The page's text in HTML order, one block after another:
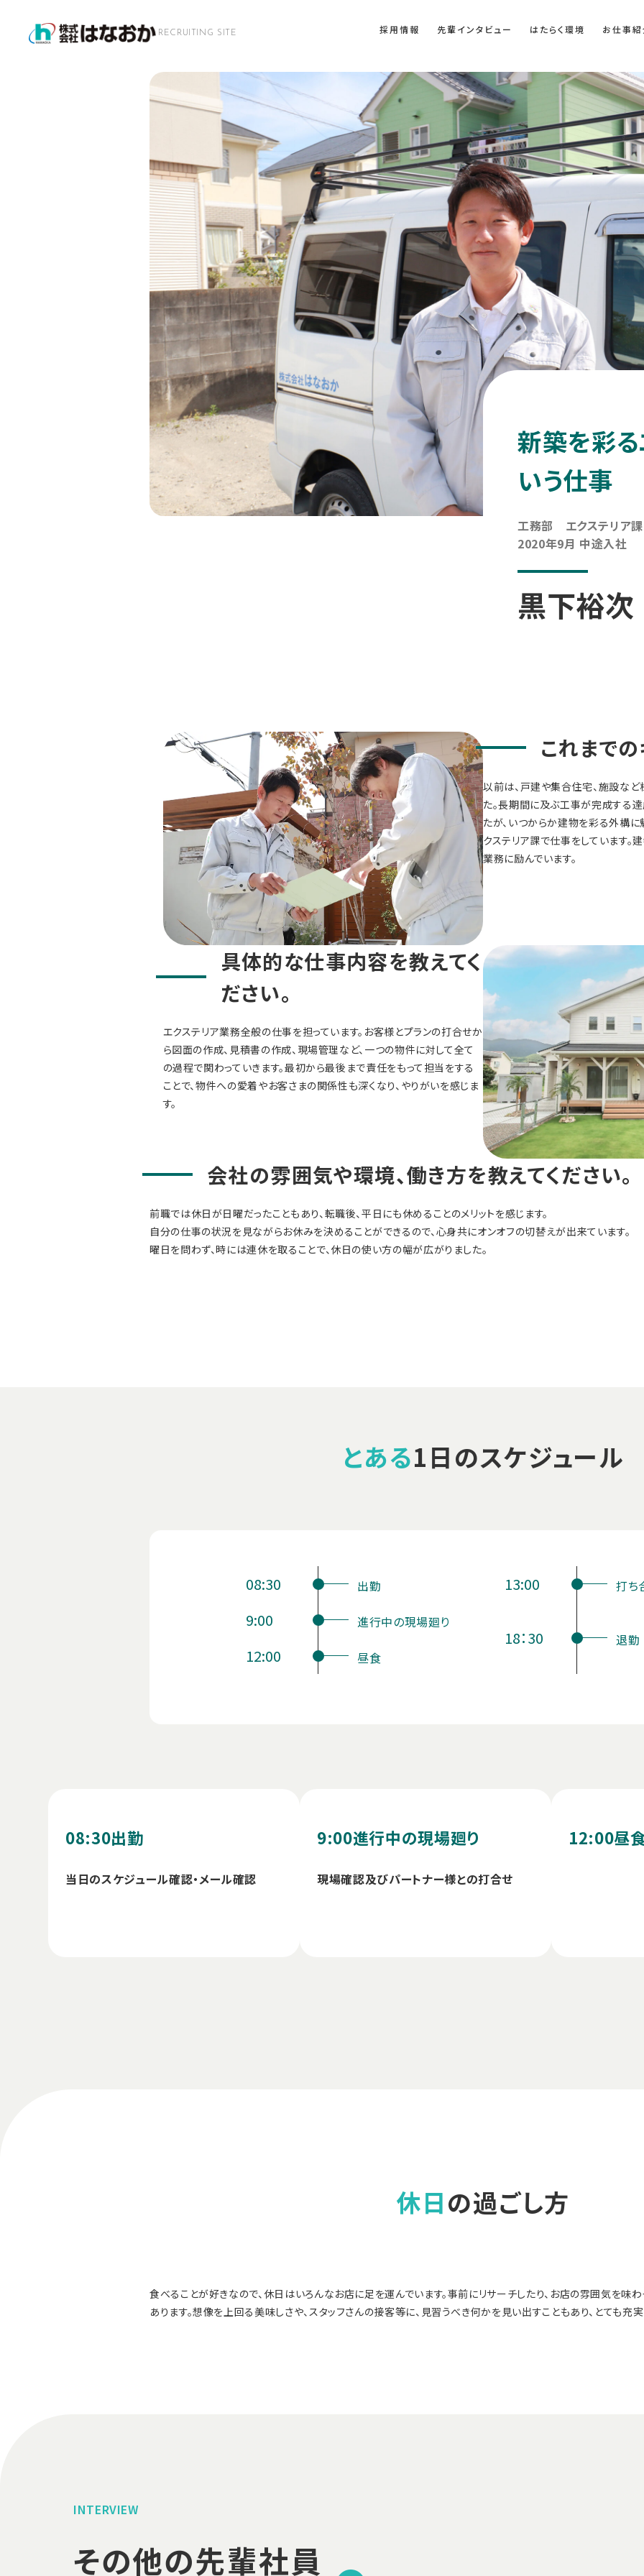
RECRUITING SITE 採用情報 先輩インタビュー はたらく環境 お仕事
新築を彩る
いう仕事
工務部 エクステリア課
2020年9月 中途入社
黒下裕次
これまで
以前は、戸建や集合住宅、施設な
た。長期間に及ぶ工事が完成する
たが、いつからか建物を彩る外構
クステリア課で仕事をしています。
業務に励んでいます。
具体的な仕事内容を教えてく
ださい。
エクステリア業務全般の仕事を担っています。お客様とプランの打合せか
ら図面の作成、見積書の作成、現場管理など、一つの物件に対して全て
の過程で関わっていきます。最初から最後まで責任をもって担当をする
ことで、物件への愛着やお客さまの関係性も深くなり、やりがいを感じま
す。
会社の雰囲気や環境、働き方を教えてください。
前職では休日が日曜だったこともあり、転職後、平日にも休めることのメリットを感じます。
自分の仕事の状況を見ながらお休みを決めることができるので、心身共にオンオフの切替えが出来ています。
曜日を問わず、時には連休を取ることで、休日の使い方の幅が広がりました。
とある1日のスケジュール
08:30 出勤
9:00 進行中の現場廻り
12:00 昼食
13:00 打ち
18：30 退勤
08:30出勤
当日のスケジュール確認・メール確認
9:00進行中の現場廻り
現場確認及びパートナー様との打合せ
12:00昼
休日の過ごし方
食べることが好きなので、休日はいろんなお店に足を運んでいます。事前にリサーチしたり、お店の雰囲気を
あります。想像を上回る美味しさや、スタッフさんの接客等に、見習うべき何かを見い出すこともあり、とても充
INTERVIEW
その他の先輩社員